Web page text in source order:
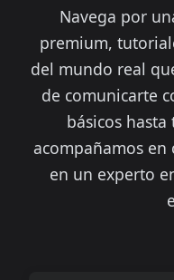
Navega por
premium,
del mundo real
de comunicarte
básicos hasta
acompañamos en
en un experto